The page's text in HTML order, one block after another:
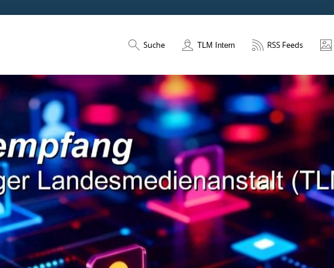
Suche TLM Intern RSS Feeds